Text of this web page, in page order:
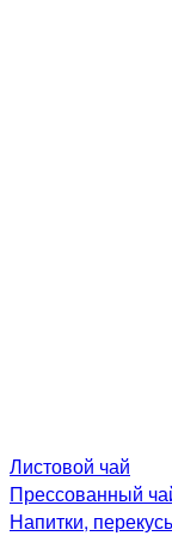
Листовой чай
Прессованный
Напитки,